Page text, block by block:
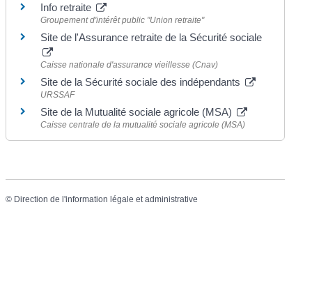
Info retraite
Groupement d'intérêt public "Union retraite"
Site de l'Assurance retraite de la Sécurité sociale
Caisse nationale d'assurance vieillesse (Cnav)
Site de la Sécurité sociale des indépendants
URSSAF
Site de la Mutualité sociale agricole (MSA)
Caisse centrale de la mutualité sociale agricole (MSA)
© Direction de l'information légale et administrative